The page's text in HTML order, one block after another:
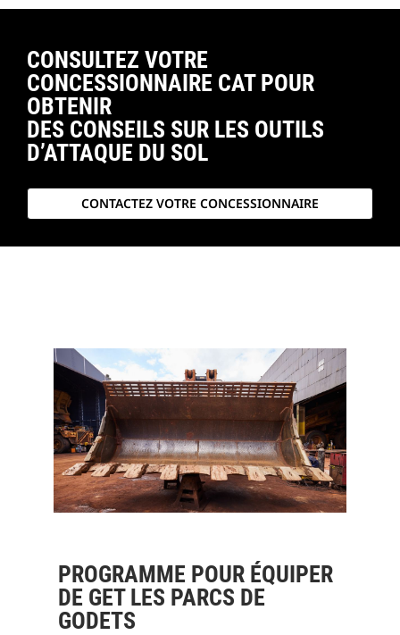
CONSULTEZ VOTRE
CONCESSIONNAIRE CAT POUR
OBTENIR
DES CONSEILS SUR LES OUTILS
D’ATTAQUE DU SOL
CONTACTEZ VOTRE CONCESSIONNAIRE
PROGRAMME POUR ÉQUIPER
DE GET LES PARCS DE
GODETS